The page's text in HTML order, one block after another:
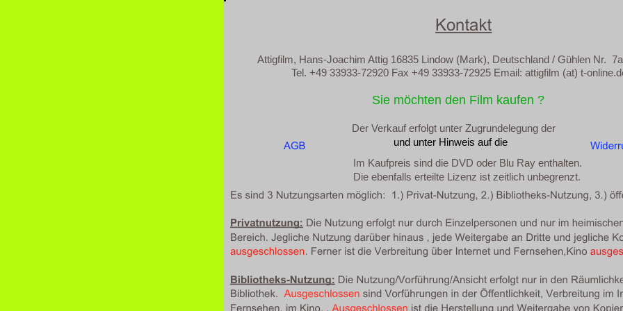
Im Kaufpreis sind die DVD oder Blu Ray enthalten.
Die ebenfalls erteilte Lizenz ist zeitlich unbegrenzt.
Der Verkauf erfolgt unter Zugrundelegung der
und unter Hinweis auf die
Attigfilm, Hans-Joachim Attig 16835 Lindow (Mark), Deutschland / Gühlen Nr. 7a
Tel. +49 33933-72920 Fax +49 33933-72925 Email: attigfilm (at) t-
Sie möchten den Film kaufen ?